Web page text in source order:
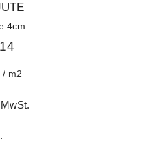
4cm
/ m2